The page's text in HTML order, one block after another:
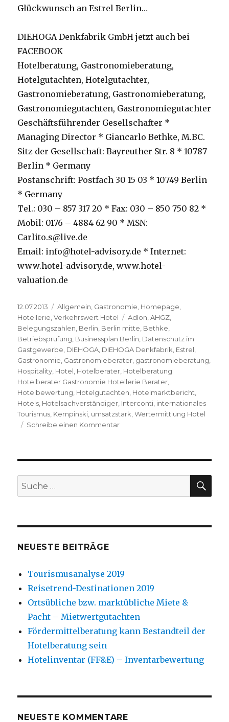
Glückwunsch an Estrel Berlin…
DIEHOGA Denkfabrik GmbH jetzt auch bei
FACEBOOK
Hotelberatung, Gastronomieberatung,
Hotelgutachten, Hotelgutachter,
Gastronomieberatung, Gastronomieberatung,
Gastronomiegutachten, Gastronomiegutachter
Geschäftsführender Gesellschafter *
Managing Director * Giancarlo Bethke, M.BC.
Sitz der Gesellschaft: Bayreuther Str. 8 * 10787
Berlin * Germany
Postanschrift: Postfach 30 15 03 * 10749 Berlin
* Germany
Tel.: 030 – 857 317 20 * Fax: 030 – 850 750 82 *
Mobil: 0176 – 4884 62 90 * MSN:
Carlito.s@live.de
Email: info@hotel-advisory.de * Internet:
www.hotel-advisory.de, www.hotel-
valuation.de
Veröffentlicht
am
12.07.2013 Kategorien
Allgemein Gastronomie Homepage
Hotellerie ,Verkehrswert Hotel Schlagwörter
Adlon ,AHGZ
Belegungszahlen Berlin Berlin mitte Bethke
Betriebsprüfung Businessplan Berlin Datenschutz im
Gastgewerbe DIEHOGA DIEHOGA Denkfabrik Estrel
Gastronomie Gastronomieberater gastronomieberatung
Hospitality Hotel Hotelberater Hotelberatung
Hotelberater Gastronomie Hotellerie Berater
Hotelbewertung Hotelgutachten Hotelmarktbericht
Hotels Hotelsachverständiger Interconti internationales
Tourismus Kempinski umsatzstark ,Wertermittlung Hotel
Schreibe einen Kommentar
–
Suche
nach:
NEUESTE BEITRÄGE
Tourismusanalyse 2019
Reisetrend-Destinationen 2019
Ortsübliche bzw. marktübliche Miete &
Pacht – Mietwertgutachten
Fördermittelberatung kann Bestandteil der
Hotelberatung sein
Hotelinventar (FF&E) – Inventarbewertung
NEUESTE KOMMENTARE